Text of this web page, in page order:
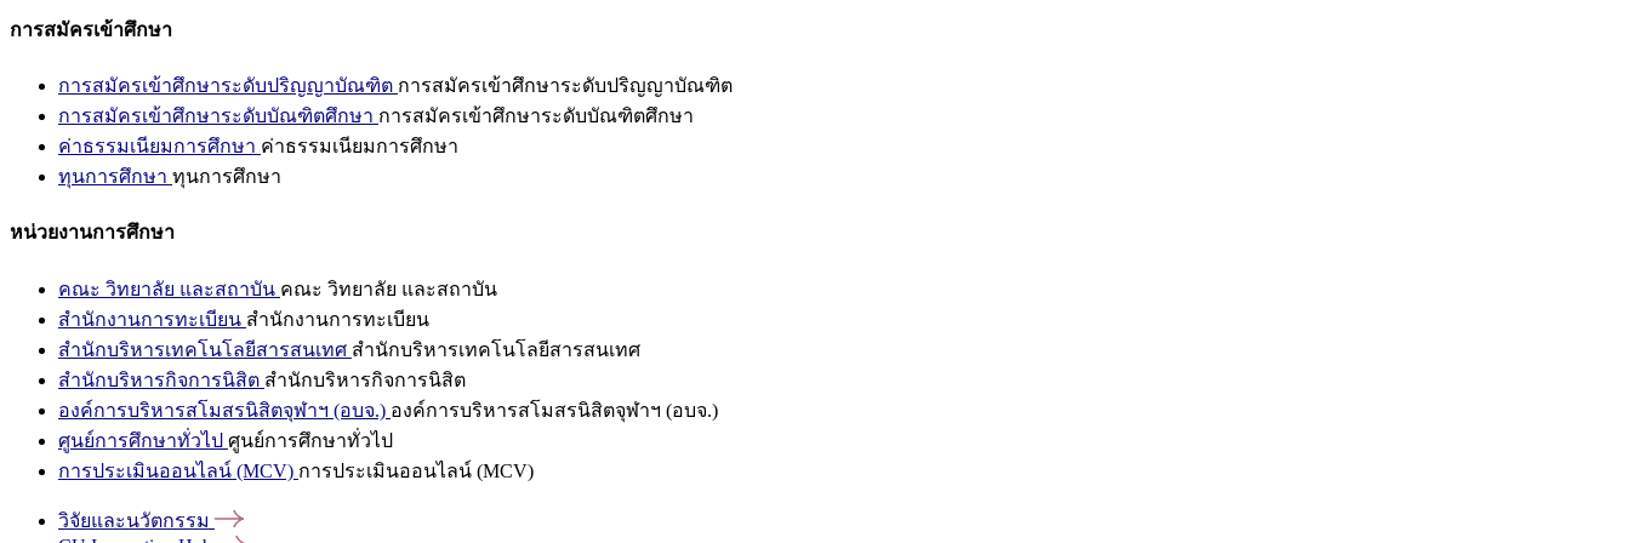
การสมัครเข้าศึกษา
การสมัครเข้าศึกษาระดับปริญญาบัณฑิต การสมัครเข้าศึกษาระดับปริญญาบัณฑิต
การสมัครเข้าศึกษาระดับบัณฑิตศึกษา การสมัครเข้าศึกษาระดับบัณฑิตศึกษา
ค่าธรรมเนียมการศึกษา ค่าธรรมเนียมการศึกษา
ทุนการศึกษา ทุนการศึกษา
หน่วยงานการศึกษา
คณะ วิทยาลัย และสถาบัน คณะ วิทยาลัย และสถาบัน
สำนักงานการทะเบียน สำนักงานการทะเบียน
สำนักบริหารเทคโนโลยีสารสนเทศ สำนักบริหารเทคโนโลยีสารสนเทศ
สำนักบริหารกิจการนิสิต สำนักบริหารกิจการนิสิต
องค์การบริหารสโมสรนิสิตจุฬาฯ (อบจ.) องค์การบริหารสโมสรนิสิตจุฬาฯ (อบจ.)
ศูนย์การศึกษาทั่วไป ศูนย์การศึกษาทั่วไป
การประเมินออนไลน์ (MCV) การประเมินออนไลน์ (MCV)
วิจัยและนวัตกรรม